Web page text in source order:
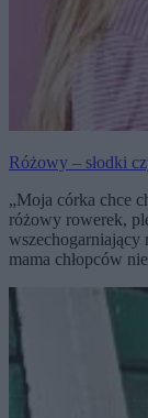
Różowy – słodki
„Moja córka chce
różowy rowerek,
wszechogarniający
mama chłopców